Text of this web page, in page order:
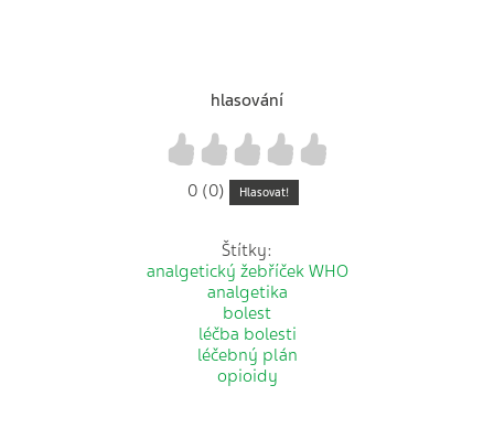
hlasování
4
3
2
1
0 (0) Hlasovat!
Štítky:
analgetický žebříček WHO
analgetika
bolest
léčba bolesti
léčebný plán
opioidy